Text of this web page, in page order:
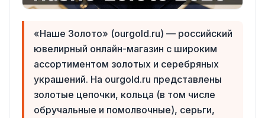
«Наше Золото» (ourgold.ru) — российский
ювелирный онлайн-магазин с широким
ассортиментом золотых и серебряных
украшений. На ourgold.ru представлены
золотые цепочки, кольца (в том числе
обручальные и помолвочные), серьги,